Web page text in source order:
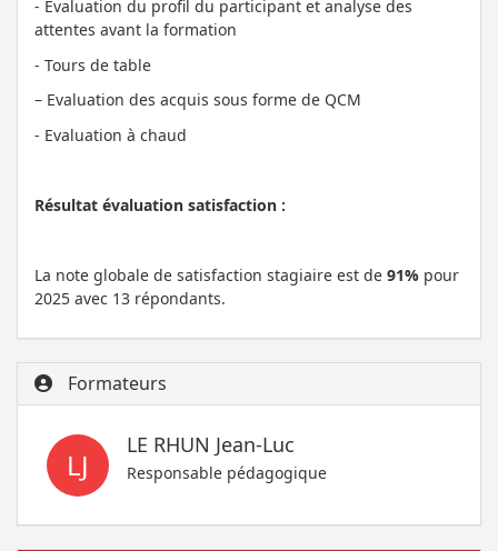
- Evaluation du profil du participant et analyse des
attentes avant la formation
- Tours de table
– Evaluation des acquis sous forme de QCM
- Evaluation à chaud
Résultat évaluation satisfaction :
La note globale de satisfaction stagiaire est de 91% pour
2025 avec 13 répondants.
Formateurs
LJ
LE RHUN Jean-Luc
Responsable pédagogique